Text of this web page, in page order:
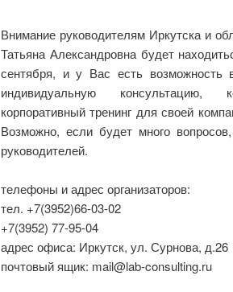
Внимание руководителям Иркутска и
Татьяна Александровна будет
сентября, и у Вас есть возможность
индивидуальную консультацию,
корпоративный тренинг для своей
Возможно, если будет много
руководителей.
телефоны и адрес организаторов:
тел. +7(3952)66-03-02
+7(3952) 77-95-04
адрес офиса: Иркутск, ул. Сурнова, д.26
почтовый ящик: mail@lab-consulting.ru